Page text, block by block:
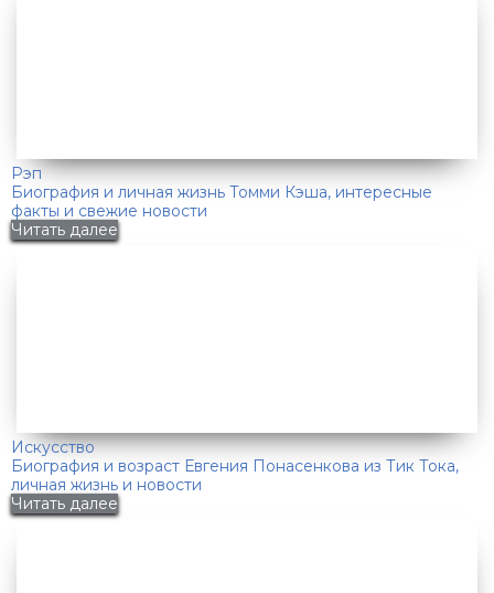
Рэп
Биография и личная жизнь Томми Кэша, интересные
факты и свежие новости
Читать далее
Искусство
Биография и возраст Евгения Понасенкова из Тик Тока,
личная жизнь и новости
Читать далее